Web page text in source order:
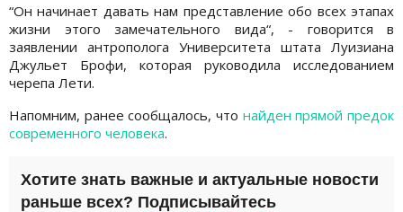
“Он начинает давать нам представление обо всех этапах
жизни этого замечательного вида“, - говорится в
заявлении антрополога Университета штата Луизиана
Джульет Брофи, которая руководила исследованием
черепа Лети.
Напомним, ранее сообщалось, что найден прямой предок
современного человека.
Хотите знать важные и актуальные новости
раньше всех? Подписывайтесь